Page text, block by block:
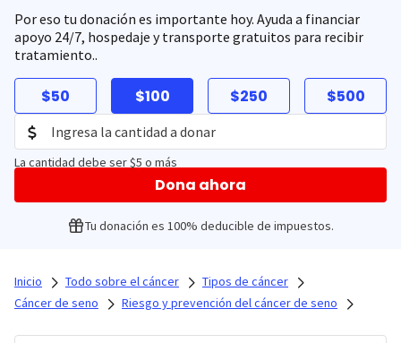
Por eso tu donación es importante hoy. Ayuda a financiar
apoyo 24/7, hospedaje y transporte gratuitos para recibir
tratamiento..
$50 $100 $250 $500
La cantidad debe ser $5 o más
Dona ahora
Tu donación es 100% deducible de impuestos.
Inicio Todo sobre el cáncer
Tipos de cáncer
Cáncer de seno
Riesgo y prevención del cáncer de seno